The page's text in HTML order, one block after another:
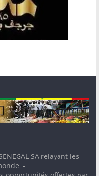
SA relayant les
-